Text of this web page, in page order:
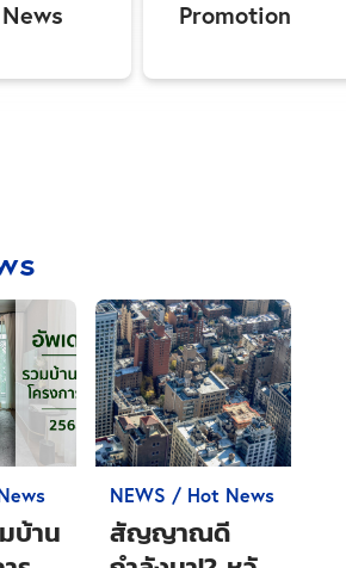
Promotion
Hot News PR Transportation
บ้าน
NEWS / Hot News
สัญญาณดี